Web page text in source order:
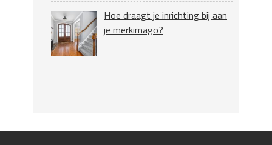
Hoe draagt je inrichting bij aan
je merkimago?